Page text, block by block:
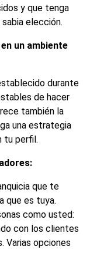
y que tenga
elección.
un ambiente
durante
de hacer
también la
una estrategia
tu perfil.
que te
que es tuya.
como usted:
con los clientes
Varias opciones